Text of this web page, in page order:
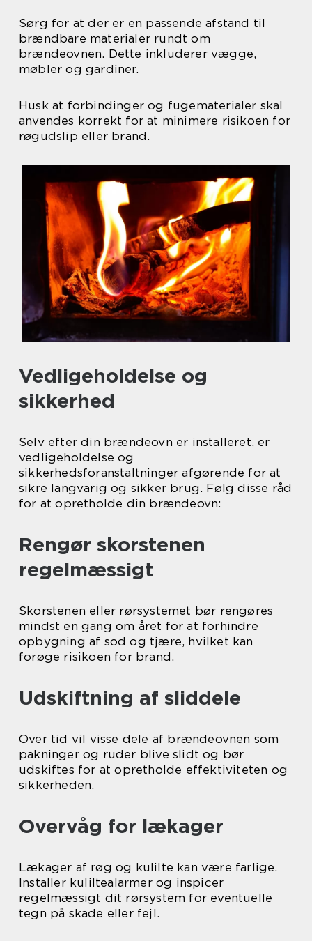
Sørg for at der er en passende afstand til
brændbare materialer rundt om
brændeovnen. Dette inkluderer vægge,
møbler og gardiner.
Husk at forbindinger og fugematerialer skal
anvendes korrekt for at minimere risikoen for
røgudslip eller brand.
Vedligeholdelse og
sikkerhed
Selv efter din brændeovn er installeret, er
vedligeholdelse og
sikkerhedsforanstaltninger afgørende for at
sikre langvarig og sikker brug. Følg disse råd
for at opretholde din brændeovn:
Rengør skorstenen
regelmæssigt
Skorstenen eller rørsystemet bør rengøres
mindst en gang om året for at forhindre
opbygning af sod og tjære, hvilket kan
forøge risikoen for brand.
Udskiftning af sliddele
Over tid vil visse dele af brændeovnen som
pakninger og ruder blive slidt og bør
udskiftes for at opretholde effektiviteten og
sikkerheden.
Overvåg for lækager
Lækager af røg og kulilte kan være farlige.
Installer kuliltealarmer og inspicer
regelmæssigt dit rørsystem for eventuelle
tegn på skade eller fejl.